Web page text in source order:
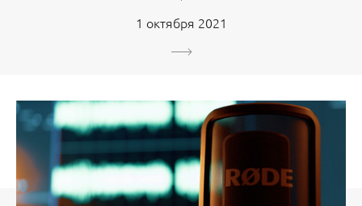
1 октября 2021